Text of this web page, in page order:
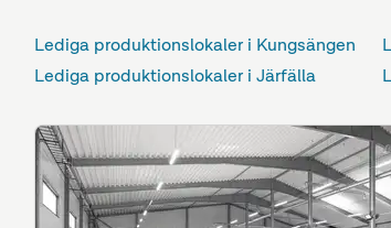
Lediga produktionslokaler i Kungsängen
Lediga produktionslokaler i Järfälla